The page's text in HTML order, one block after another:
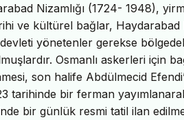
Nizamlığı (1724- 1948),
ve kültürel bağlar, Haydarabad
devleti yönetenler gerekse
Osmanlı askerleri için
son halife Abdülmecid
tarihinde bir ferman
bir günlük resmi tatil ilan